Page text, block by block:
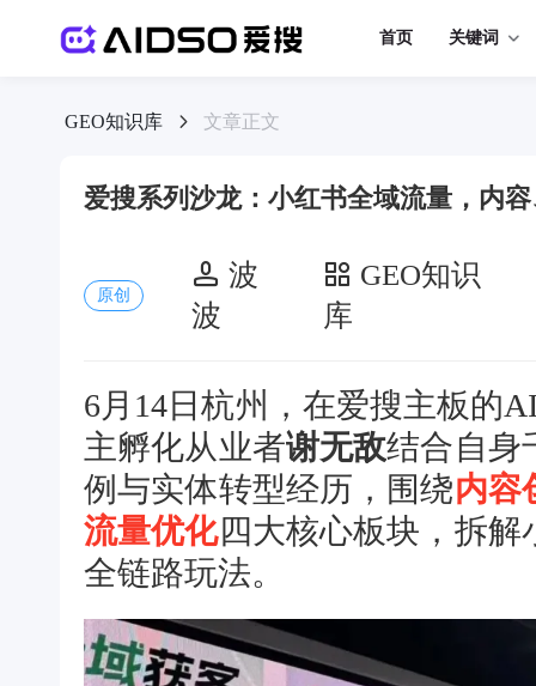
首页 关键词
GEO知识库 文章正文
爱搜系列沙龙：小红书全域流量，内
原创
波
波
GEO知识
库
6月14日杭州，在爱搜主板的
主孵化从业者谢无敌结合自身
例与实体转型经历，围绕内容
流量优化四大核心板块，拆解
全链路玩法。